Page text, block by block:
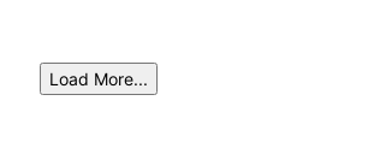
Load More...